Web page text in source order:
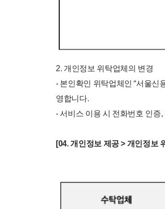
2. 개인정보 위탁업체의 변경
- 본인확인 위탁업체인 “서울신
영합니다.
- 서비스 이용 시 전화번호 인증
[04. 개인정보 제공 > 개인정보